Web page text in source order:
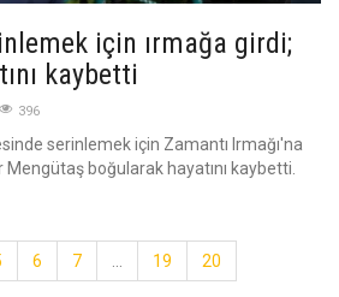
için ırmağa girdi;
kaybetti
396
serinlemek için Zamantı Irmağı'na
Mengütaş boğularak hayatını kaybetti.
6 7 19 20